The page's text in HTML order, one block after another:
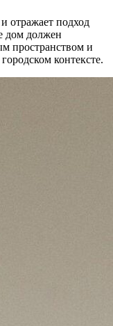
отражает подход
дом должен
пространством и
контексте.